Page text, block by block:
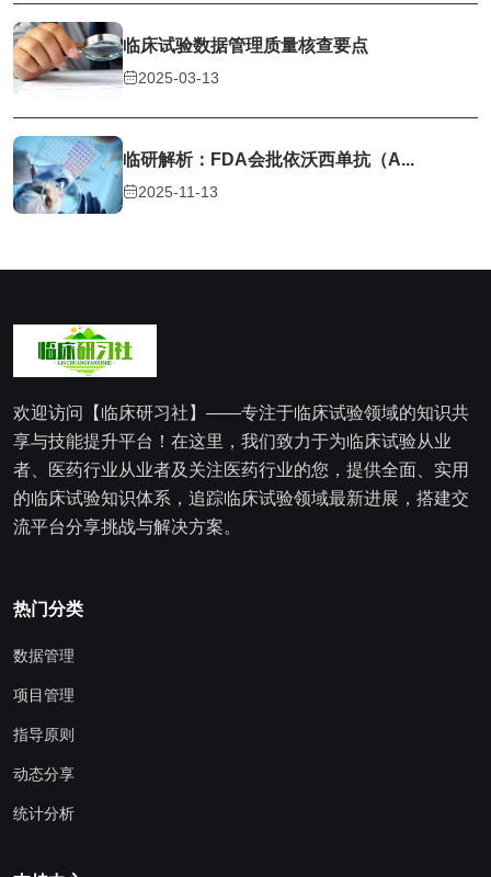
临床试验数据管理质量核查要点
2025-03-13
临研解析：FDA会批依沃西单抗（A...
2025-11-13
欢迎访问【临床研习社】——专注于临床试验领域的知识共
享与技能提升平台！在这里，我们致力于为临床试验从业
者、医药行业从业者及关注医药行业的您，提供全面、实用
的临床试验知识体系，追踪临床试验领域最新进展，搭建交
流平台分享挑战与解决方案。
热门分类
数据管理
项目管理
指导原则
动态分享
统计分析